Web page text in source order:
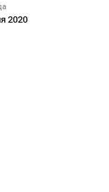
2020